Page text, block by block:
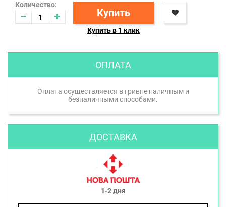
Количество:
Купить
Купить в 1 клик
ОПЛАТА
Оплата осуществляется в гривне наличным и
безналичными способами.
ДОСТАВКА
1-2 дня